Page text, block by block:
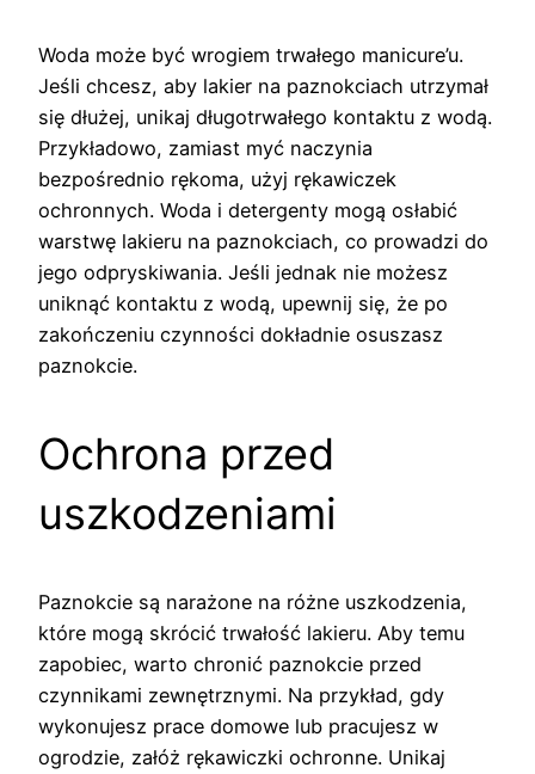
Woda może być wrogiem trwałego manicure’u.
Jeśli chcesz, aby lakier na paznokciach utrzymał
się dłużej, unikaj długotrwałego kontaktu z wodą.
Przykładowo, zamiast myć naczynia
bezpośrednio rękoma, użyj rękawiczek
ochronnych. Woda i detergenty mogą osłabić
warstwę lakieru na paznokciach, co prowadzi do
jego odpryskiwania. Jeśli jednak nie możesz
uniknąć kontaktu z wodą, upewnij się, że po
zakończeniu czynności dokładnie osuszasz
paznokcie.
Ochrona przed
uszkodzeniami
Paznokcie są narażone na różne uszkodzenia,
które mogą skrócić trwałość lakieru. Aby temu
zapobiec, warto chronić paznokcie przed
czynnikami zewnętrznymi. Na przykład, gdy
wykonujesz prace domowe lub pracujesz w
ogrodzie, załóż rękawiczki ochronne. Unikaj